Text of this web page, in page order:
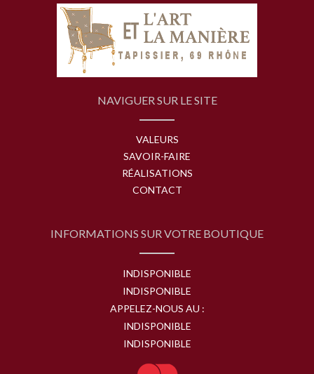
NAVIGUER SUR LE SITE
VALEURS
SAVOIR-FAIRE
RÉALISATIONS
CONTACT
INFORMATIONS SUR VOTRE BOUTIQUE
INDISPONIBLE
INDISPONIBLE
APPELEZ-NOUS AU :
INDISPONIBLE
INDISPONIBLE